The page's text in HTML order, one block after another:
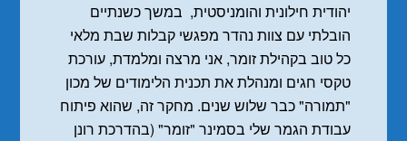
יהודית חילונית והומניסטית, במשך כשנתיים
הובלתי עם צוות נהדר מפגשי קבלות שבת מלאי
כל טוב בקהילת זומר, אני מרצה ומלמדת, עורכת
טקסי חגים ומנהלת את תכנית הלימודים של מכון
"תמורה" כבר שלוש שנים. מחקר זה, שהוא פיתוח
עבודת הגמר שלי בסמינר "זומר" (בהדרכת רונן